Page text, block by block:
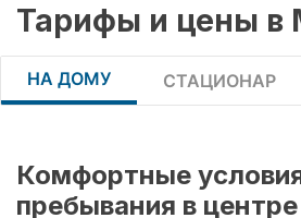
Тарифы и цены в
НА ДОМУ СТАЦИОНАР
Комфортные
пребывания в центре